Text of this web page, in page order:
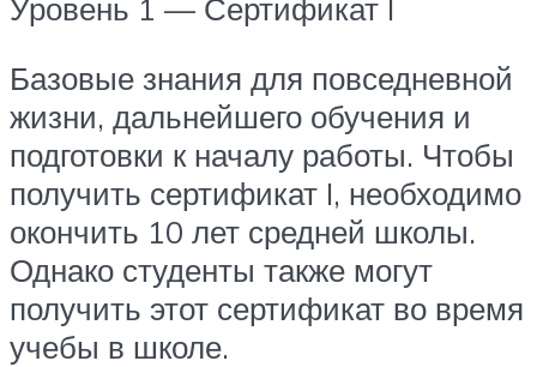
Уровень 1 — Сертификат I
Базовые знания для повседневной
жизни, дальнейшего обучения и
подготовки к началу работы. Чтобы
получить сертификат I, необходимо
окончить 10 лет средней школы.
Однако студенты также могут
получить этот сертификат во время
учебы в школе.